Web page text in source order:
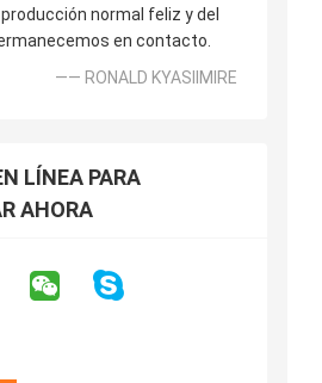
normal feliz y del
en contacto.
—— RONALD KYASIIMIRE
LÍNEA PARA
AHORA